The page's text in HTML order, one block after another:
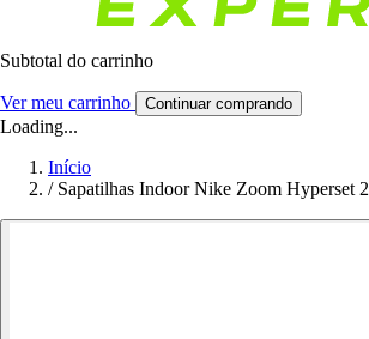
Subtotal do carrinho
Ver meu carrinho Continuar comprando
Loading...
Início
/ Sapatilhas Indoor Nike Zoom Hyperset 2